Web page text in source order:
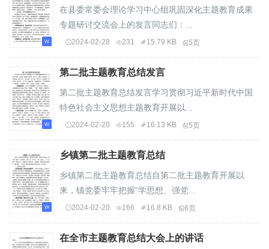
在县委常委会理论学习中心组巩固深化主题教育成果
专题研讨交流会上的发言同志们：...
2024-02-28 231 15.79 KB 5页
第二批主题教育总结发言
第二批主题教育总结发言学习贯彻习近平新时代中国
特色社会主义思想主题教育开展以...
2024-02-20 155 16.13 KB 5页
乡镇第二批主题教育总结
乡镇第二批主题教育总结自第二批主题教育开展以
来，镇党委牢牢把握“学思想、强党...
2024-02-20 166 16.8 KB 6页
在全市主题教育总结大会上的讲话